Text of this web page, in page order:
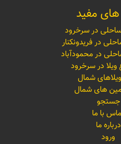
مفید
در سرخرود
در فریدونکنار
در محمودآباد
ویلا در سرخرود
شمال
های شمال
جستجو
با ما
درباره ما
ورود